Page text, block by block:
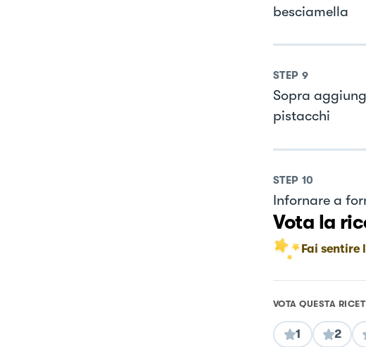
besciamella
STEP 9
Sopra
pistacchi
STEP 10
Infornare a
Vota la
Fai sentire
VOTA QUESTA
1 2